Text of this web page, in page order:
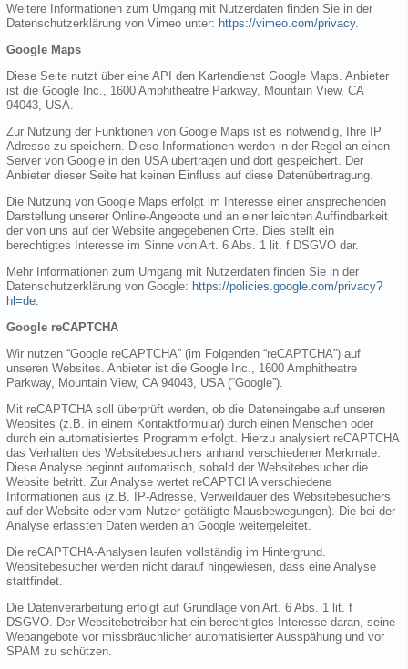
Weitere Informationen zum Umgang mit Nutzerdaten finden Sie in der
Datenschutzerklärung von Vimeo unter: https://vimeo.com/privacy.
Google Maps
Diese Seite nutzt über eine API den Kartendienst Google Maps. Anbieter
ist die Google Inc., 1600 Amphitheatre Parkway, Mountain View, CA
94043, USA.
Zur Nutzung der Funktionen von Google Maps ist es notwendig, Ihre IP
Adresse zu speichern. Diese Informationen werden in der Regel an einen
Server von Google in den USA übertragen und dort gespeichert. Der
Anbieter dieser Seite hat keinen Einfluss auf diese Datenübertragung.
Die Nutzung von Google Maps erfolgt im Interesse einer ansprechenden
Darstellung unserer Online-Angebote und an einer leichten Auffindbarkeit
der von uns auf der Website angegebenen Orte. Dies stellt ein
berechtigtes Interesse im Sinne von Art. 6 Abs. 1 lit. f DSGVO dar.
Mehr Informationen zum Umgang mit Nutzerdaten finden Sie in der
Datenschutzerklärung von Google: https://policies.google.com/privacy?
hl=de
Google reCAPTCHA
Wir nutzen “Google reCAPTCHA” (im Folgenden “reCAPTCHA”) auf
unseren Websites. Anbieter ist die Google Inc., 1600 Amphitheatre
Parkway, Mountain View, CA 94043, USA (“Google”).
Mit reCAPTCHA soll überprüft werden, ob die Dateneingabe auf unseren
Websites (z.B. in einem Kontaktformular) durch einen Menschen oder
durch ein automatisiertes Programm erfolgt. Hierzu analysiert reCAPTCHA
das Verhalten des Websitebesuchers anhand verschiedener Merkmale.
Diese Analyse beginnt automatisch, sobald der Websitebesucher die
Website betritt. Zur Analyse wertet reCAPTCHA verschiedene
Informationen aus (z.B. IP-Adresse, Verweildauer des Websitebesuchers
auf der Website oder vom Nutzer getätigte Mausbewegungen). Die bei der
Analyse erfassten Daten werden an Google weitergeleitet.
Die reCAPTCHA-Analysen laufen vollständig im Hintergrund.
Websitebesucher werden nicht darauf hingewiesen, dass eine Analyse
stattfindet.
Die Datenverarbeitung erfolgt auf Grundlage von Art. 6 Abs. 1 lit. f
DSGVO. Der Websitebetreiber hat ein berechtigtes Interesse daran, seine
Webangebote vor missbräuchlicher automatisierter Ausspähung und vor
SPAM zu schützen.